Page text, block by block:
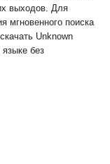
выходов. Для
мгновенного поиска
Unknown
без